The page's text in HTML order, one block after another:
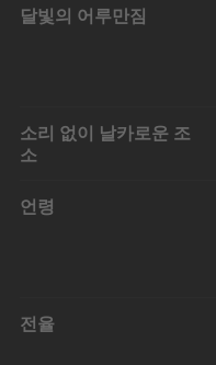
달빛의 어루만짐
소리 없이 날카로운 조
소
언령
전율